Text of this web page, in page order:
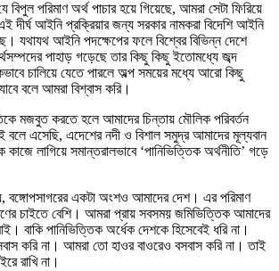
পরিমাণ অর্থ পাচার হয়ে গিয়েছে, আমরা সেটা ফিরিয়ে
দীর্ঘ আইনি প্রক্রিয়ার জন্য সরকার নামকরা বিদেশি আইনি
যথাযথ আইনি পদক্ষেপের ফলে বিশ্বের বিভিন্ন দেশে
পাহাড় গড়েছে তার কিছু কিছু ইতোমধ্যে জব্দ
চালিয়ে যেতে পারলে অল্প সময়ের মধ্যে আরো কিছু
বলে আমরা বিশ্বাস করি।
মজবুত করতে হলে আমাদের চিন্তায় মৌলিক পরিবর্তন
এসেছি, এদেশের নদী ও বিশাল সমুদ্র আমাদের মূল্যবান
লাগিয়ে সমান্তরালভাবে ‘পানিভিত্তিক অর্থনীতি’ গড়ে
বঙ্গোপসাগরের একটা অংশও আমাদের দেশ। এর পরিমাণ
চাইতে বেশি। আমরা প্রায় সবসময় জমিভিত্তিক আমাদের
বাকি পানিভিত্তিক অর্ধেক দেশকে হিসেবেই ধরি না।
করি না। আমরা তো হাওর বাওরেও বসবাস করি না। তাই
রাখি না।